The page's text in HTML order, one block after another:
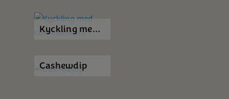
Kyckling med cashewnötter
Cashewdip